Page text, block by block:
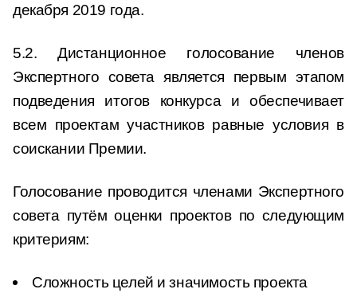
декабря 2019 года.
5.2. Дистанционное голосование членов
Экспертного совета является первым этапом
подведения итогов конкурса и обеспечивает
всем проектам участников равные условия в
соискании Премии.
Голосование проводится членами Экспертного
совета путём оценки проектов по следующим
критериям:
Сложность целей и значимость проекта